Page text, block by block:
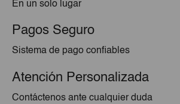
En un solo lugar
Pagos Seguro
Sistema de pago confiables
Atención Personalizada
Contáctenos ante cualquier duda